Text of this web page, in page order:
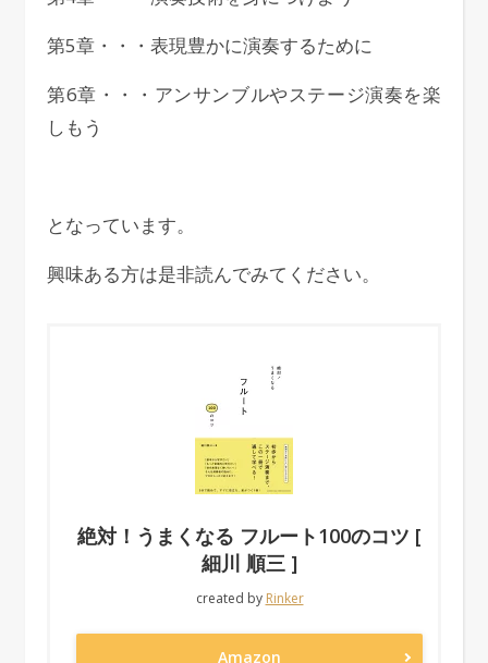
第5章・・・表現豊かに演奏するために
第6章・・・アンサンブルやステージ演奏を楽
しもう
となっています。
興味ある方は是非読んでみてください。
絶対！うまくなる フルート100のコツ [
細川 順三 ]
created by Rinker
Amazon